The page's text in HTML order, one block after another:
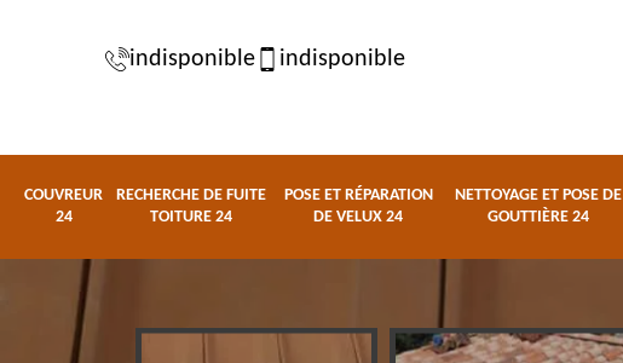
indisponible indisponible
COUVREUR
24
RECHERCHE DE FUITE
TOITURE 24
POSE ET RÉPARATION
DE VELUX 24
NETTOYAGE ET POSE DE
GOUTTIÈRE 24